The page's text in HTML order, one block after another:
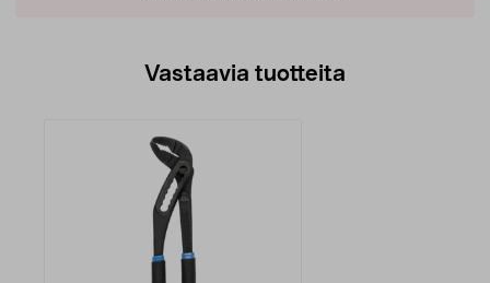
Vastaavia tuotteita